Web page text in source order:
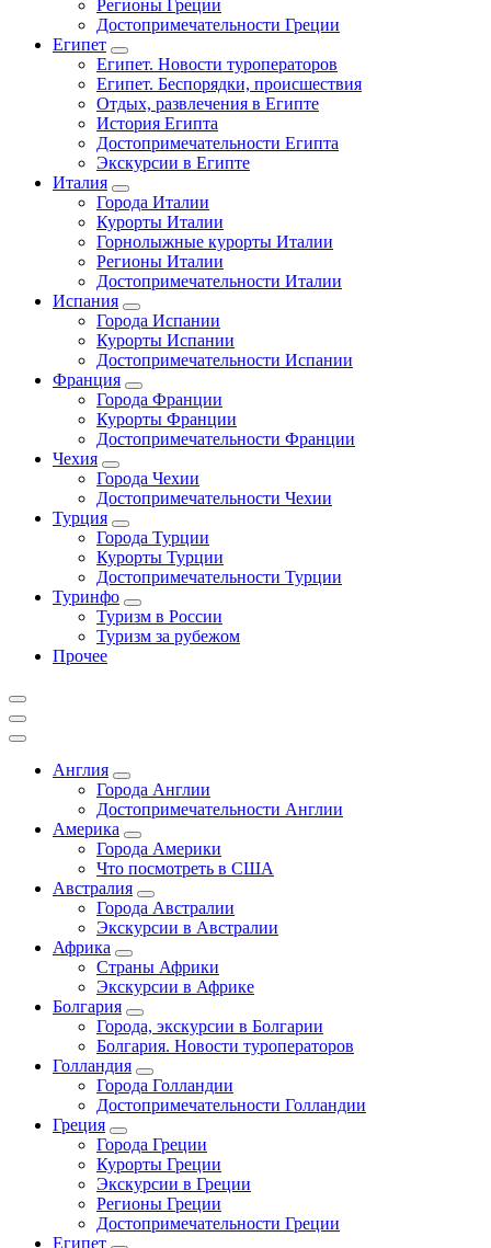
Регионы Греции
Достопримечательности Греции
Египет
Египет. Новости туроператоров
Египет. Беспорядки, происшествия
Отдых, развлечения в Египте
История Египта
Достопримечательности Египта
Экскурсии в Египте
Италия
Города Италии
Курорты Италии
Горнолыжные курорты Италии
Регионы Италии
Достопримечательности Италии
Испания
Города Испании
Курорты Испании
Достопримечательности Испании
Франция
Города Франции
Курорты Франции
Достопримечательности Франции
Чехия
Города Чехии
Достопримечательности Чехии
Турция
Города Турции
Курорты Турции
Достопримечательности Турции
Туринфо
Туризм в России
Туризм за рубежом
Прочее
Англия
Города Англии
Достопримечательности Англии
Америка
Города Америки
Что посмотреть в США
Австралия
Города Австралии
Экскурсии в Австралии
Африка
Страны Африки
Экскурсии в Африке
Болгария
Города, экскурсии в Болгарии
Болгария. Новости туроператоров
Голландия
Города Голландии
Достопримечательности Голландии
Греция
Города Греции
Курорты Греции
Экскурсии в Греции
Регионы Греции
Достопримечательности Греции
Египет